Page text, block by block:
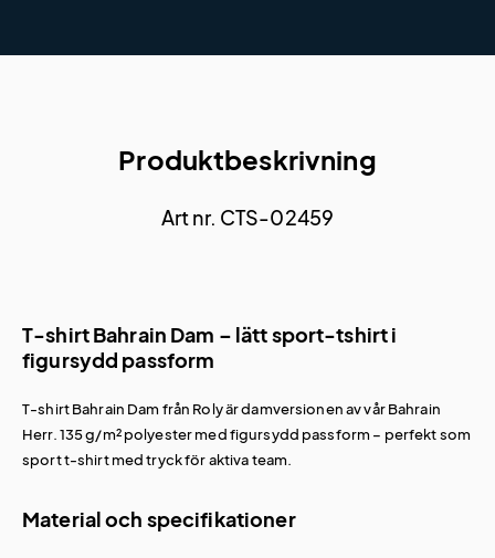
Produktbeskrivning
Art nr. CTS-02459
T-shirt Bahrain Dam – lätt sport-tshirt i
figursydd passform
T-shirt Bahrain Dam från Roly är damversionen av vårBahrain
Herr. 135 g/m² polyester med figursydd passform – perfekt som
sport t-shirt med tryckför aktiva team.
Material och specifikationer